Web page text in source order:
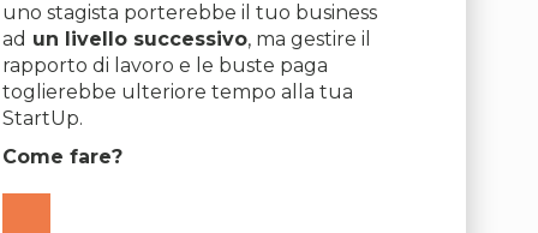
uno stagista porterebbe il tuo business
ad un livello successivo, ma gestire il
rapporto di lavoro e le buste paga
toglierebbe ulteriore tempo alla tua
StartUp.
Come fare?